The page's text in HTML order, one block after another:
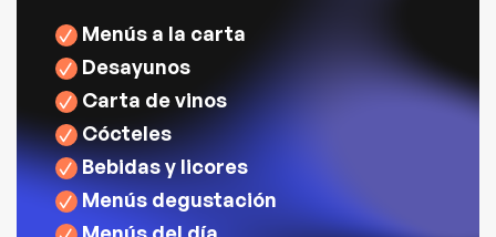
Menús a la carta
Desayunos
Carta de vinos
Cócteles
Bebidas y licores
Menús degustación